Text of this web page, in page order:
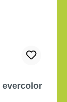
evercolor